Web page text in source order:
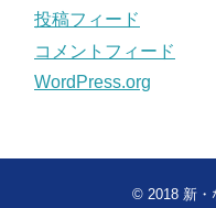
投稿フィード
コメントフィード
WordPress.org
© 2018 新・